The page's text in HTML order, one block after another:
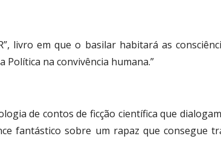
livro em que o basilar habitará as
na convivência humana.”
de contos de ficção científica que
fantástico sobre um rapaz que consegue